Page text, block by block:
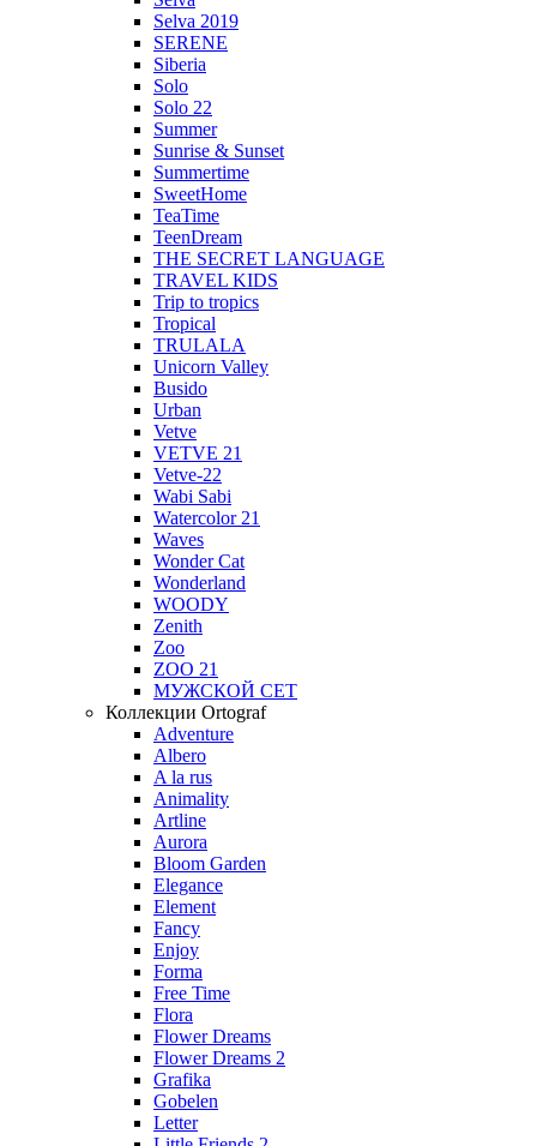
Selva 2019
SERENE
Siberia
Solo
Solo 22
Summer
Sunrise & Sunset
Summertime
SweetHome
TeaTime
TeenDream
THE SECRET LANGUAGE
TRAVEL KIDS
Trip to tropics
Tropical
TRULALA
Unicorn Valley
Busido
Urban
Vetve
VETVE 21
Vetve-22
Wabi Sabi
Watercolor 21
Waves
Wonder Cat
Wonderland
WOODY
Zenith
Zoo
ZOO 21
МУЖСКОЙ СЕТ
Коллекции Ortograf
Adventure
Albero
A la rus
Animality
Artline
Aurora
Bloom Garden
Elegance
Element
Fancy
Enjoy
Forma
Free Time
Flora
Flower Dreams
Flower Dreams 2
Grafika
Gobelen
Letter